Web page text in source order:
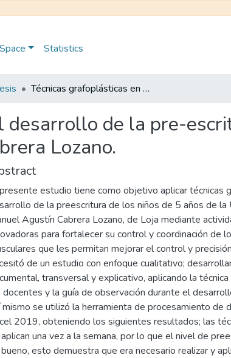
Statistics
Técnicas grafoplásticas en el desarrollo de la pre-escritura en niños de 5 años de la UE Manuel Agustín Cabrera Lozano.
desarrollo de la pre-
Lozano.
estudio tiene como objetivo aplicar técnicas
de la preescritura de los niños de 5 años de la
Agustín Cabrera Lozano, de Loja mediante
para fortalecer su control y coordinación de
que les permitan mejorar el control y
de un estudio con enfoque cualitativo;
transversal y explicativo, aplicando la
docentes y la guía de observación durante el
mismo se utilizó la herramienta de procesamiento de
2019, obteniendo los siguientes resultados; las
una vez a la semana, por lo que el nivel de
esto demuestra que era necesario realizar y